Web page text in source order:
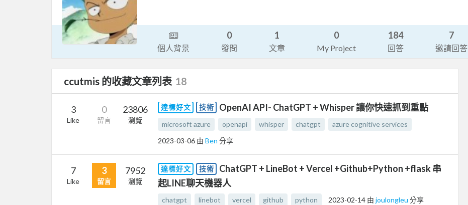
個人背景
0
發問
1
文章
0
My Project
184
回答
7
邀請回答
ccutmis 的收藏文章列表 18
3
Like
0
留言
23806
瀏覽
達標好文 技術 OpenAI API- ChatGPT + Whisper 讓你快速抓到重點
microsoft azure openapi whisper chatgpt
azure cognitive services
2023-03-06 由 Ben 分享
7
Like
3
留言
7952
瀏覽
達標好文 技術
ChatGPT + LineBot + Vercel +Github+Python +flask 串
起LINE聊天機器人
chatgpt linebot vercel github python 2023-02-14 由 joulongleu 分享